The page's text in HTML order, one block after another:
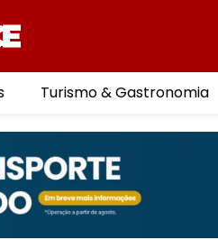
Turismo & Gastronomia